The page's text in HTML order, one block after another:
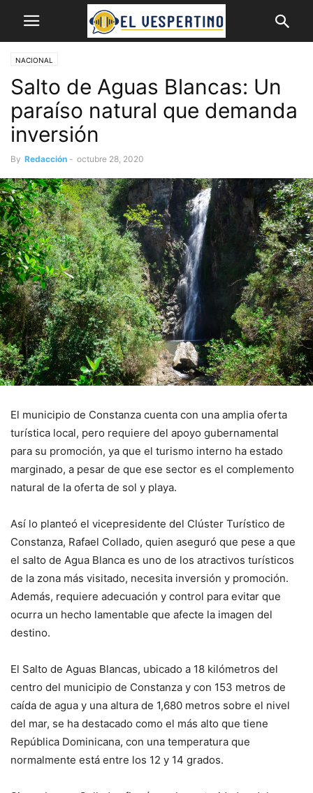
NACIONAL
Salto de Aguas Blancas: Un
paraíso natural que demanda
inversión
By Redacción - octubre 28, 2020
El municipio de Constanza cuenta con una amplia oferta
turística local, pero requiere del apoyo gubernamental
para su promoción, ya que el turismo interno ha estado
marginado, a pesar de que ese sector es el complemento
natural de la oferta de sol y playa.
Así lo planteó el vicepresidente del Clúster Turístico de
Constanza, Rafael Collado, quien aseguró que pese a que
el salto de Agua Blanca es uno de los atractivos turísticos
de la zona más visitado, necesita inversión y promoción.
Además, requiere adecuación y control para evitar que
ocurra un hecho lamentable que afecte la imagen del
destino.
El Salto de Aguas Blancas, ubicado a 18 kilómetros del
centro del municipio de Constanza y con 153 metros de
caída de agua y una altura de 1,680 metros sobre el nivel
del mar, se ha destacado como el más alto que tiene
República Dominicana, con una temperatura que
normalmente está entre los 12 y 14 grados.